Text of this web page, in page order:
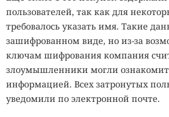
пользователей, так как для
требовалось указать имя. Такие
зашифрованном виде, но из-за
ключам шифрования компания
злоумышленники могли
информацией. Всех затронутых
уведомили по электронной почте.